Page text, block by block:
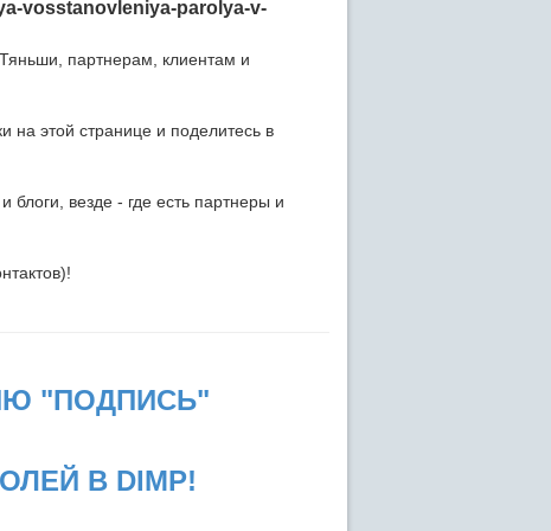
vosstanovleniya-parolya-v-
партнерам, клиентам и
на этой странице и поделитесь в
везде - где есть партнеры и
"ПОДПИСЬ"
В DIMP!